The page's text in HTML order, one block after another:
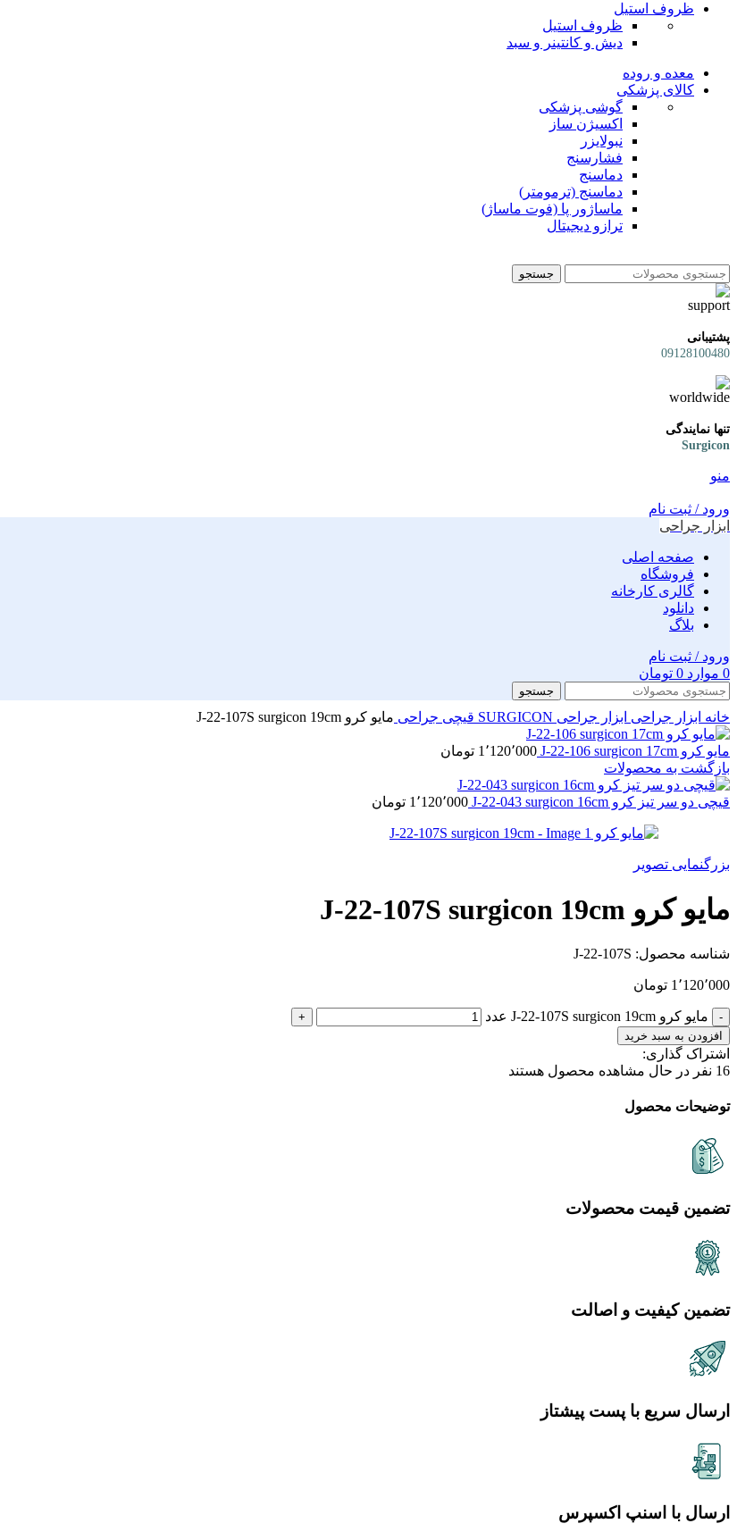
ظروف استیل
ظروف استیل
دیش و کانتینر و سبد
معده و روده
کالای پزشکی
گوشی پزشکی
اکسیژن ساز
نبولایزر
فشارسنج
دماسنج
دماسنج (ترمومتر)
ماساژور پا (فوت ماساژ)
ترازو دیجیتال
جستجو
پشتیبانی
09128100480
تنها نمایندگی
Surgicon
منو
ورود / ثبت نام
ابزار جراحی
صفحه اصلی
فروشگاه
گالری کارخانه
دانلود
بلاگ
ورود / ثبت نام
0 موارد 0 تومان
جستجو
خانه ابزار جراحی ابزار جراحی SURGICON قیچی جراحی مایو کرو J-22-107S surgicon 19cm
مایو کرو J-22-106 surgicon 17cm 1٬120٬000 تومان
بازگشت به محصولات
قیچی دو سر تیز کرو J-22-043 surgicon 16cm 1٬120٬000 تومان
بزرگنمایی تصویر
مایو کرو J-22-107S surgicon 19cm
شناسه محصول: J-22-107S
1٬120٬000 تومان
مایو کرو J-22-107S surgicon 19cm عدد
افزودن به سبد خرید
اشتراک گذاری:
16 نفر در حال مشاهده محصول هستند
توضیحات محصول
تضمین قیمت محصولات
تضمین کیفیت و اصالت
ارسال سریع با پست پیشتاز
ارسال با اسنپ اکسپرس